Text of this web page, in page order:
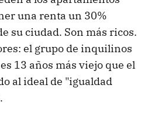
una renta un 30%
su ciudad. Son más ricos.
el grupo de inquilinos
13 años más viejo que el
al ideal de "igualdad